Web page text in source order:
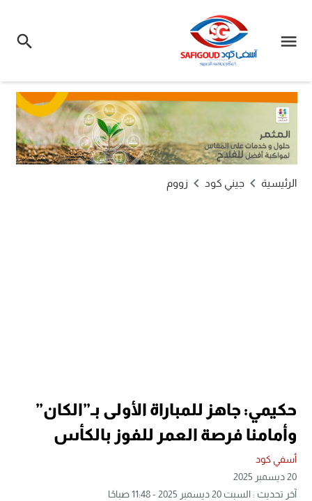
الرئيسية جيني كود زووم
حكيمي: جاهز للمباراة الأولى بـ”الكان”
وأمامنا فرصة العمر للفوز بالكأس
أسفي كود
20 ديسمبر 2025
آخر تحديث : السبت 20 ديسمبر 2025 - 11:48 صباحًا